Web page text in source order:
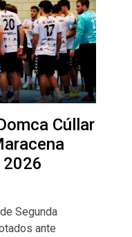
Cúllar
2026
Segunda
ante